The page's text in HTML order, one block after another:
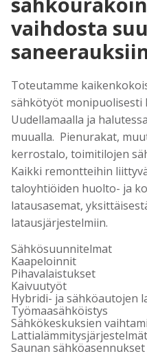
vaihdosta
Toteutamme
sähkötyöt monipuolisesti
Uudellamaalla ja
muualla. Pienurakat,
kerrostalo, toimitilojen
Kaikki remontteihin
taloyhtiöiden huolto- ja
latausasemat,
latausjärjestelmiin.
Sähkösuunnitelmat
Kaapeloinnit
Pihavalaistukset
Kaivuutyöt
Hybridi- ja sähköautojen
Työmaasähköistys
Sähkökeskuksien
Lattialämmitysjärjestelmät
Saunan sähköasennukset